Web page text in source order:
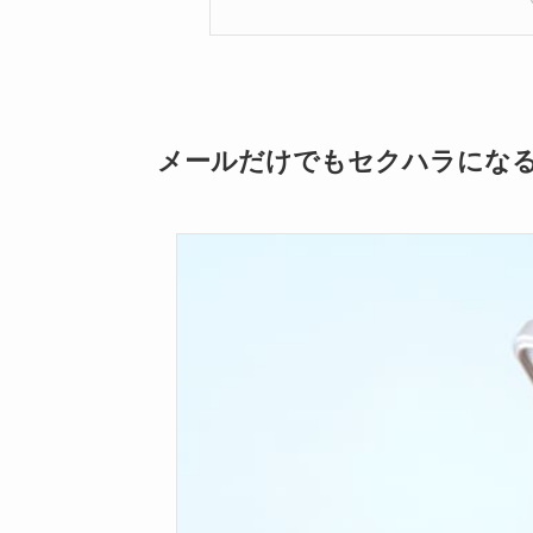
メールだけでもセクハラにな